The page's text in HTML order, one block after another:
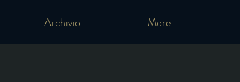
Archivio More